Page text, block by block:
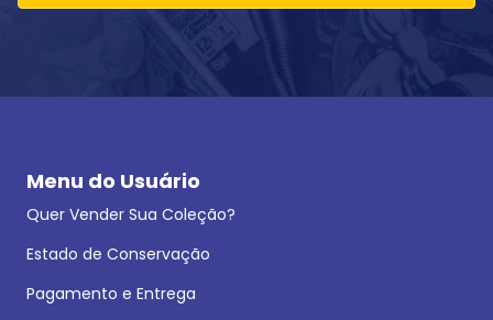
Menu do Usuário
Quer Vender Sua Coleção?
Estado de Conservação
Pagamento e Entrega